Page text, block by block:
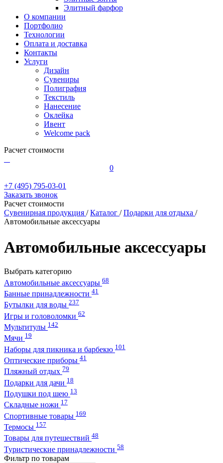
Элитный фарфор
О компании
Портфолио
Технологии
Оплата и доставка
Контакты
Услуги
Дизайн
Сувениры
Полиграфия
Текстиль
Нанесение
Оклейка
Ивент
Welcome pack
Расчет стоимости
0
+7 (495) 795-03-01
Заказать звонок
Расчет стоимости
Сувенирная продукция / Каталог / Подарки для отдыха /
Автомобильные аксессуары
Автомобильные аксессуары
Выбрать категорию
Автомобильные аксессуары 68
Банные принадлежности 41
Бутылки для воды 237
Игры и головоломки 62
Мультитулы 142
Мячи 19
Наборы для пикника и барбекю 101
Оптические приборы 41
Пляжный отдых 79
Подарки для дачи 18
Подушки под шею 13
Складные ножи 17
Спортивные товары 169
Термосы 157
Товары для путешествий 48
Туристические принадлежности 58
Фильтр по товарам